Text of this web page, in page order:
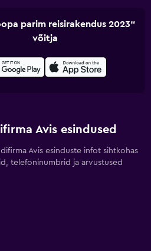
parim reisirakendus 2023“
võitja
Avis esindused
Avis esinduste infot sihtkohas
telefoninumbrid ja arvustused